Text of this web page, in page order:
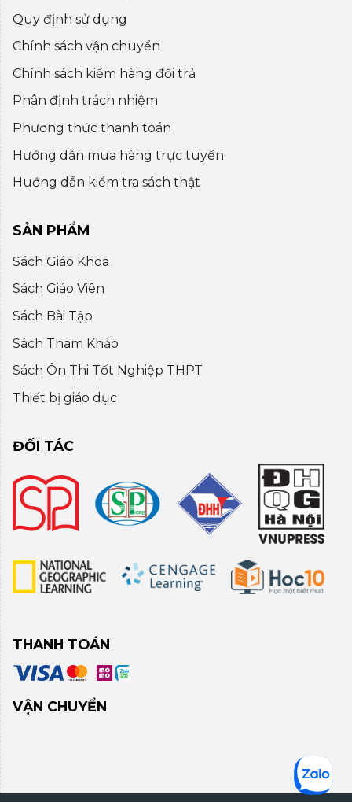
Quy định sử dụng
Chính sách vận chuyển
Chính sách kiểm hàng đổi trả
Phân định trách nhiệm
Phương thức thanh toán
Hướng dẫn mua hàng trực tuyến
Huớng dẫn kiểm tra sách thật
SẢN PHẨM
Sách Giáo Khoa
Sách Giáo Viên
Sách Bài Tập
Sách Tham Khảo
Sách Ôn Thi Tốt Nghiệp THPT
Thiết bị giáo dục
ĐỐI TÁC
THANH TOÁN
VẬN CHUYỂN